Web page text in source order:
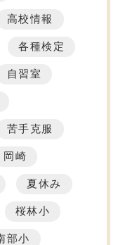
高校情報
各種検定
自習室
苦手克服
岡崎
夏休み
桜林小
部小